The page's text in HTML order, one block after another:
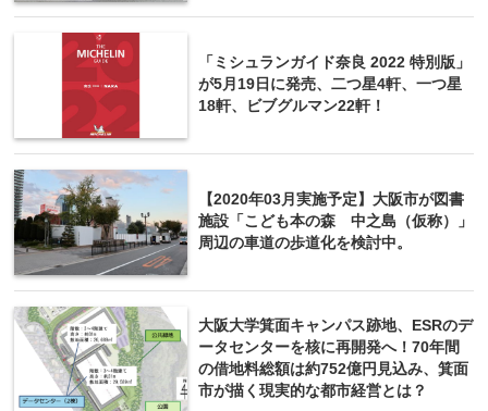
「ミシュランガイド奈良 2022 特別版」
が5月19日に発売、二つ星4軒、一つ星
18軒、ビブグルマン22軒！
【2020年03月実施予定】大阪市が図書
施設「こども本の森 中之島（仮称）」
周辺の車道の歩道化を検討中。
大阪大学箕面キャンパス跡地、ESRのデ
ータセンターを核に再開発へ！70年間
の借地料総額は約752億円見込み、箕面
市が描く現実的な都市経営とは？